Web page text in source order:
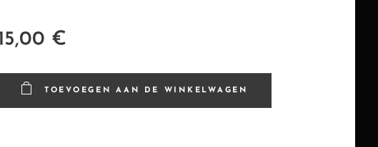
€
TOEVOEGEN AAN DE WINKELWAGEN